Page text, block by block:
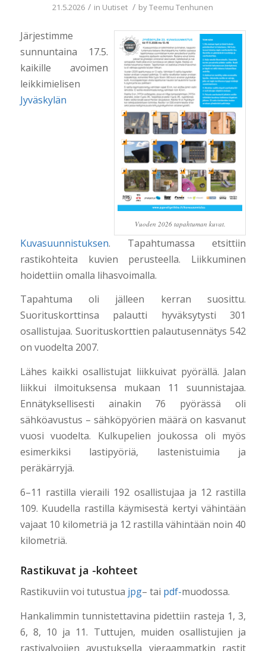
21.5.2026 / in Uutiset / byTeemu Tenhunen
Vuoden 2026 tapahtuman kuvat.
Järjestimme
sunnuntaina 17.5.
kaikille avoimen
leikkimielisen
Jyväskylän
Kuvasuunnistuksen. Tapahtumassa etsittiin
rastikohteita kuvien perusteella. Liikkuminen
hoidettiin omalla lihasvoimalla.
Tapahtuma oli jälleen kerran suosittu.
Suorituskorttinsa palautti hyväksytysti 301
osallistujaa. Suorituskorttien palautusennätys 542
on vuodelta 2007.
Lähes kaikki osallistujat liikkuivat pyörällä. Jalan
liikkui ilmoituksensa mukaan 11 suunnistajaa.
Ennätyksellisesti ainakin 76 pyörässä oli
sähköavustus – sähköpyörien määrä on kasvanut
vuosi vuodelta. Kulkupelien joukossa oli myös
esimerkiksi lastipyöriä, lastenistuimia ja
peräkärryjä.
6–11 rastilla vieraili 192 osallistujaa ja 12 rastilla
109. Kuudella rastilla käymisestä kertyi vähintään
vajaat 10 kilometriä ja 12 rastilla vähintään noin 40
kilometriä.
Rastikuvat ja -kohteet
Rastikuviin voi tutustua jpg– tai pdf-muodossa.
Hankalimmin tunnistettavina pidettiin rasteja 1, 3,
6, 8, 10 ja 11. Tuttujen, muiden osallistujien ja
rastivalvojien avustuksella vieraammatkin rastit